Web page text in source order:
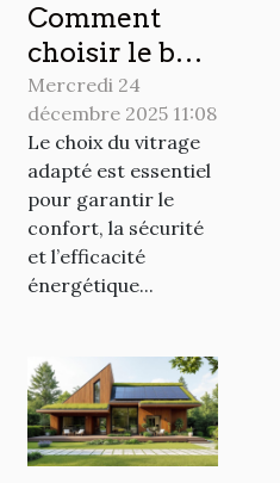
Comment
choisir le bon
type de
vitrage pour
votre maison
?
Mercredi 24
décembre 2025 11:08
Le choix du vitrage
adapté est essentiel
pour garantir le
confort, la sécurité
et l’efficacité
énergétique...